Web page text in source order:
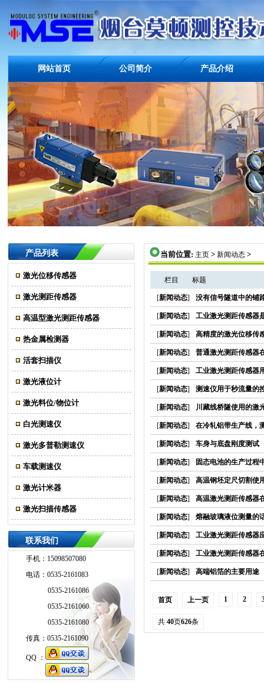
网站首页 公司简介 产品介绍
产品列表
激光位移传感器
激光测距传感器
高温型激光测距传感器
热金属检测器
活套扫描仪
激光液位计
激光料位/物位计
白光测速仪
激光多普勒测速仪
车载测速仪
激光计米器
激光扫描传感器
联系我们
手机：15098507080
电话：0535-2161083
0535-2161086
0535-2161060
0535-2161080
传真：0535-2161090
QQ ：
当前位置: 主页 > 新闻动态 >
栏目 标题
[新闻动态] 没有信号隧道中的铺
[新闻动态] 工业激光测距传感器
[新闻动态] 高精度的激光位移传
[新闻动态] 普通激光测距传感器
[新闻动态] 工业激光测距传感器
[新闻动态] 测速仪用于秒流量的
[新闻动态] 川藏线桥隧使用的激
[新闻动态] 在冷轧铝带生产线，
[新闻动态] 车身与底盘刚度测试
[新闻动态] 固态电池的生产过程
[新闻动态] 高温钢坯定尺切割使
[新闻动态] 高温激光测距传感器
[新闻动态] 熔融玻璃液位测量的
[新闻动态] 工业激光测距传感器
[新闻动态] 工业激光测距传感器
[新闻动态] 高端铝箔的主要用途
首页 上一页 1 2
共 40页626条